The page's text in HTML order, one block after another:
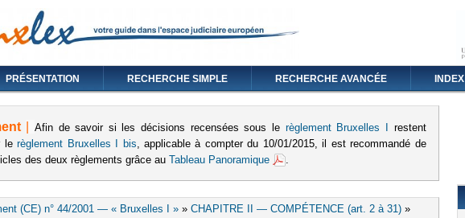
PRÉSENTATION RECHERCHE SIMPLE RECHERCHE AVANCÉE INDEX
Afin de savoir si les décisions recensées sous le règlement Bruxelles I
restent
lerèglement Bruxelles I bis, applicable à compter du 10/01/2015, il est recommandé de
des deux règlements grâce au Tableau Panoramique .
(CE) n° 44/2001 — « Bruxelles I » » CHAPITRE II — COMPÉTENCE (art. 2 à 31) »